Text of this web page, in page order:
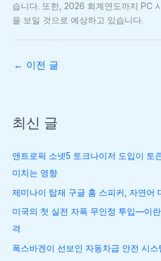
습니다. 또한, 2026 회계연도까지 PC
을 보일 것으로 예상하고 있습니다.
← 이전 글
최신 글
앤트로픽 소넷5 토크나이저 도입이 토
미치는 영향
제미나이 탑재 구글 홈 스피커, 자연어
미국의 첫 실전 자폭 무인정 투입—이
격
폭스바겐이 선보인 자동차급 안전 시